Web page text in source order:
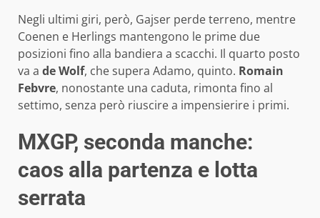
Negli ultimi giri, però, Gajser perde terreno, mentre
Coenen e Herlings mantengono le prime due
posizioni fino alla bandiera a scacchi. Il quarto posto
va a de Wolf, che supera Adamo, quinto. Romain
Febvre, nonostante una caduta, rimonta fino al
settimo, senza però riuscire a impensierire i primi.
MXGP, seconda manche:
caos alla partenza e lotta
serrata